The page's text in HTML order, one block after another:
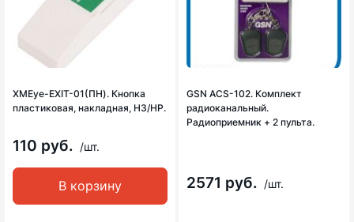
XMEye-EXIT-01(ПН). Кнопка
пластиковая, накладная, НЗ/НР.
110 руб. /шт.
В корзину
GSN ACS-102. Комплект
радиоканальный.
Радиоприемник + 2 пульта.
2571 руб. /шт.